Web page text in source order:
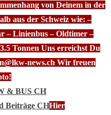
von Deinem in der
aus der Schweiz wie: –
– Linienbus – Oldtimer –
Tonnen Uns erreichst Du
news.ch Wir freuen
& BUS CH
Beiträge CHHier